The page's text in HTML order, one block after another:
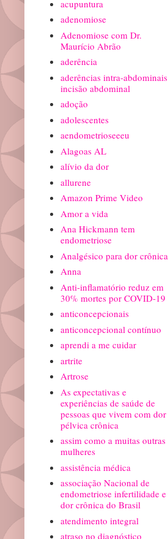
acupuntura
adenomiose
Adenomiose com Dr.
Maurício Abrão
aderência
aderências intra-abdominais
incisão abdominal
adoção
adolescentes
aendometrioseeeu
Alagoas AL
alívio da dor
allurene
Amazon Prime Video
Amor a vida
Ana Hickmann tem
endometriose
Analgésico para dor crônica
Anna
Anti-inflamatório reduz em
30% mortes por COVID-19
anticoncepcionais
anticoncepcional contínuo
aprendi a me cuidar
artrite
Artrose
As expectativas e
experiências de saúde de
pessoas que vivem com dor
pélvica crônica
assim como a muitas outras
mulheres
assistência médica
associação Nacional de
endometriose infertilidade e
dor crônica do Brasil
atendimento integral
atraso no diagnóstico